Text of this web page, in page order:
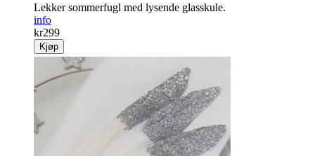
Lekker sommer­fugl med lysende glasskule.
info
kr299
Kjøp